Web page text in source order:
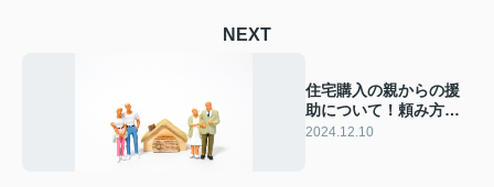
NEXT
住宅購入の親からの援
助について！頼み方や
注意点もご紹介
2024.12.10